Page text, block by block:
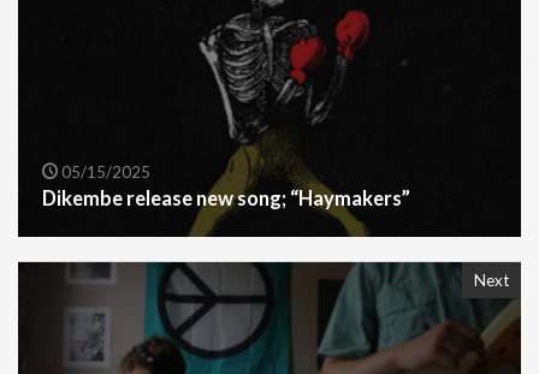
05/15/2025
Dikembe release new song; “Haymakers”
Next